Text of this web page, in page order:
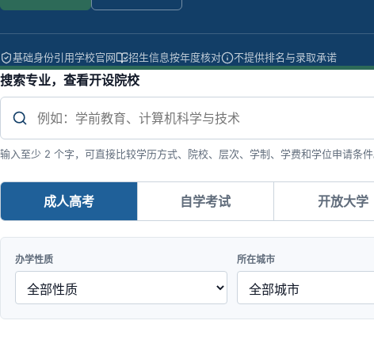
基础身份引用学校官网 招生信息按年度核对 不提供排名与录取承诺
搜索专业，查看开设院校
输入至少 2 个字，可直接比较学历方式、院校、层次、学制、学费和学位申请条件
成人高考 自学考试 开放大学
办学性质 所在城市